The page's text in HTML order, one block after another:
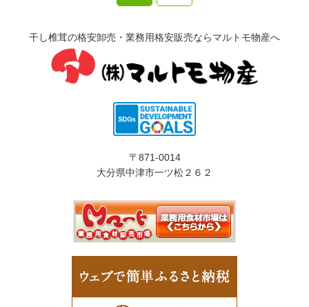
干し椎茸の格安卸売・業務用格安販売ならマルトモ物産へ
〒871-0014
大分県中津市一ツ松２６２